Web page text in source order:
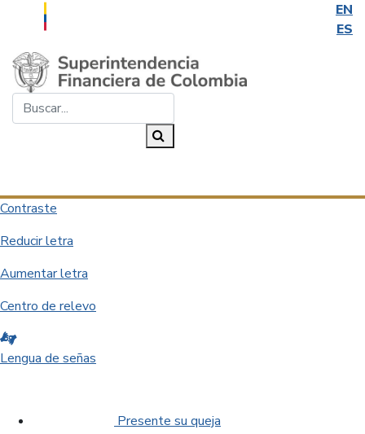
EN
ES
Saltar al contenido principal
Contraste
Reducir letra
Aumentar letra
Centro de relevo
Lengua de señas
Presente su queja